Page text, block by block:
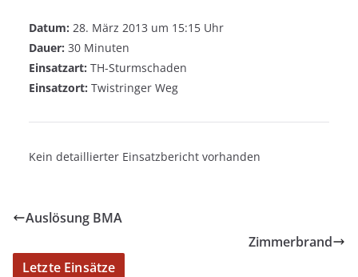
Datum: 28. März 2013 um 15:15 Uhr
Dauer: 30 Minuten
Einsatzart: TH-Sturmschaden
Einsatzort: Twistringer Weg
Kein detaillierter Einsatzbericht vorhanden
Auslösung BMA
Zimmerbrand
Letzte Einsätze